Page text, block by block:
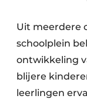
Uit meerdere
schoolplein
ontwikkeling
blijere
leerlingen